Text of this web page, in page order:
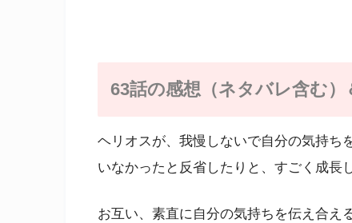
63話の感想（ネタバレ含む）
ヘリオスが、我慢しないで自分の気持ち
いなかったと反省したりと、すごく成長
お互い、素直に自分の気持ちを伝え合え